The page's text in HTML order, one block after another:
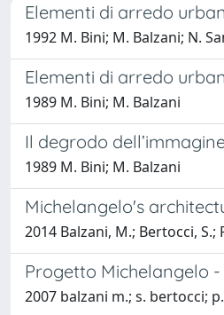
Elementi di arredo
1992 M. Bini; M. Balzani; N.
Elementi di arredo
1989 M. Bini; M. Balzani
Il degrodo
1989 M. Bini; M. Balzani
Michelangelo's
2014 Balzani, M.; Bertocci, S.;
Progetto Michelangelo
2007 balzani m.; s. bertocci;